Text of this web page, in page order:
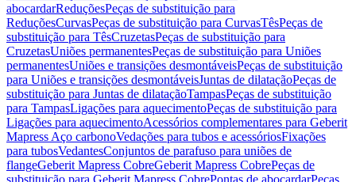
abocardarReduçõesPeças de substituição para
ReduçõesCurvasPeças de substituição para CurvasTêsPeças de
substituição para TêsCruzetasPeças de substituição para
CruzetasUniões permanentesPeças de substituição para Uniões
permanentesUniões e transições desmontáveisPeças de substituição
para Uniões e transições desmontáveisJuntas de dilataçãoPeças de
substituição para Juntas de dilataçãoTampasPeças de substituição
para TampasLigações para aquecimentoPeças de substituição para
Ligações para aquecimentoAcessórios complementares para Geberit
Mapress Aço carbonoVedações para tubos e acessóriosFixações
para tubosVedantesConjuntos de parafuso para uniões de
flangeGeberit Mapress CobreGeberit Mapress CobrePeças de
substituição para Geberit Mapress CobrePontas de abocardarPeças